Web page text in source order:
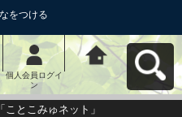
をつける
個人会員ログイ
ン
江東区コミュニ
ティ活動支援サ
イト「ことこみ
ゅネット」へ戻
る
とこみゅネット」